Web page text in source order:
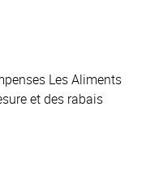
Les Aliments
et des rabais